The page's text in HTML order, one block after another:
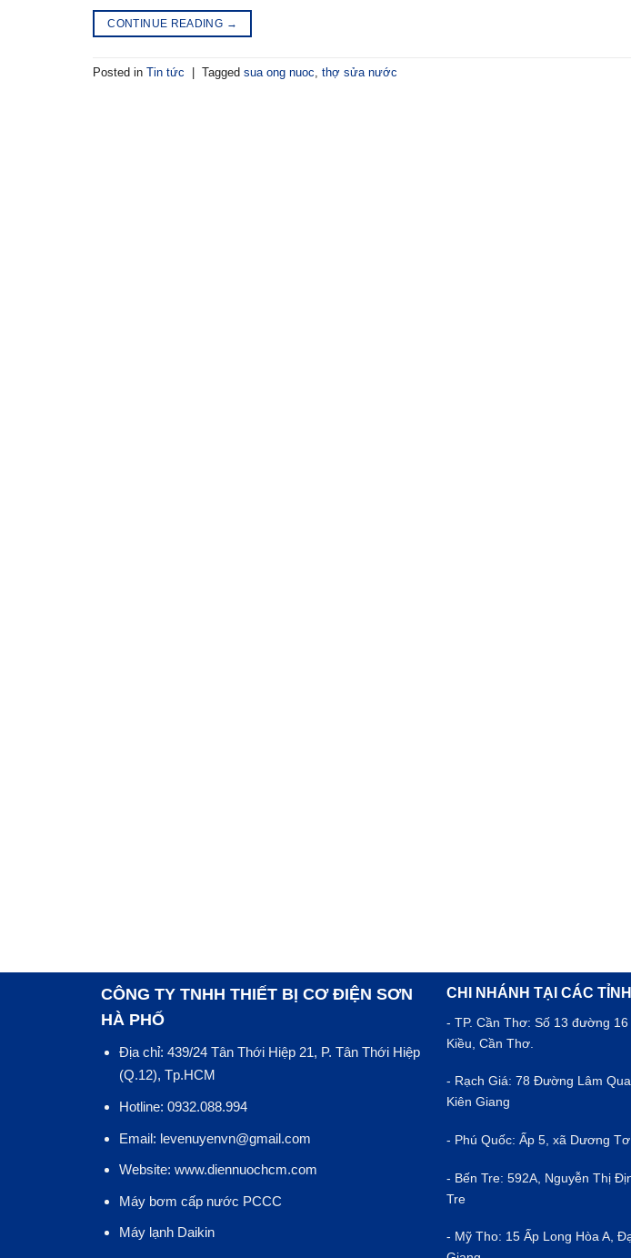
CONTINUE READING →
Posted in Tin tức Tagged sua ong nuoc, thợ sửa nước
CÔNG TY TNHH THIẾT BỊ CƠ ĐIỆN SƠN
HÀ PHỐ
Địa chỉ: 439/24 Tân Thới Hiệp 21, P. Tân Thới Hiệp
(Q.12), Tp.HCM
Hotline: 0932.088.994
Email: levenuyenvn@gmail.com
Website: www.diennuochcm.com
Máy bơm cấp nước PCCC
Máy lạnh Daikin
CHI NHÁNH TẠI CÁC
- TP.Cần Thơ: Số 13 đường 16
Kiều, Cần Thơ.
- Rạch Giá: 78 Đường Lâm
Kiên Giang
- Phú Quốc: Ấp 5, xã Dương
- Bến Tre: 592A, Nguyễn Thị
Tre
- Mỹ Tho: 15 Ấp Long Hòa A,